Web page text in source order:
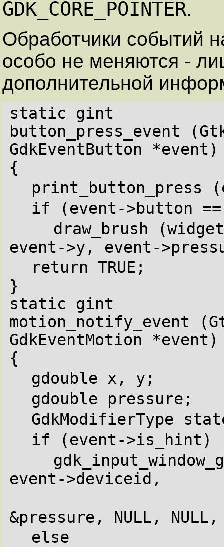
GDK_CORE_POINTER.
Обработчики событий
особо не меняются -
дополнительной
static gint
button_press_event
GdkEventButton *event)
{
print_button_press
if (event->button ==
draw_brush
event->y, event-
return TRUE;
}
static gint
motion_notify_event
GdkEventMotion *event)
{
gdouble x, y;
gdouble pressure;
GdkModifierType
if (event->is_hint)
event->deviceid,
&pressure, NULL,
else